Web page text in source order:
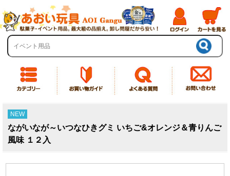
NEW
ながいなが～いつなひきグミ いちご&オレンジ＆青りんご
風味 １２入